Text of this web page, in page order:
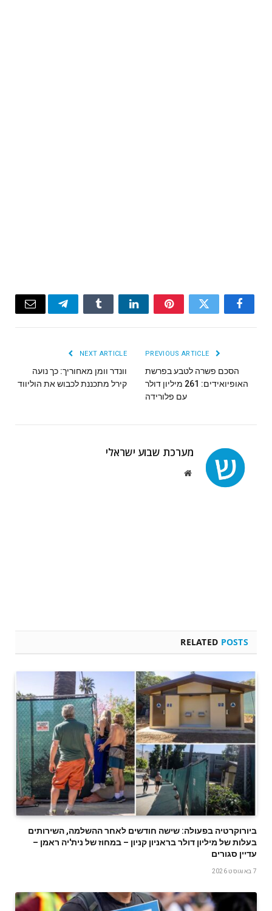
Facebook
Twitter
Pinterest
LinkedIn
Tumblr
Telegram
Email
הסכם פשרה לטבע בפרשת
האופיואידים: 261 מיליון דולר
עם פלורידה
NEXT ARTICLE
וונדר וומן מאחוריך: כך נועה
קירל מתכננת לכבוש את הוליווד
מערכת שבוע ישראלי
Website
RELATED POSTS
ביורוקרטיה בפעולה: שישה חודשים לאחר ההשלמה, השירותים
בעלות של מיליון דולר בראניון קניון – במחוז של נית'יה ראמן –
עדיין סגורים
7 באוגוסט 2026